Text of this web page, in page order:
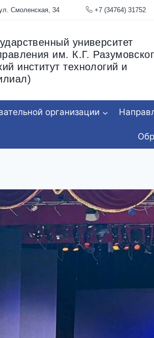
ул. Смоленская, 34 +7 (34764)
университет
им. К.Г.
институт технологий и
организации